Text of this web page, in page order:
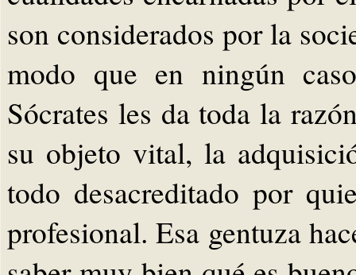
son considerados por la
modo que en ningún
Sócrates les da toda la
su objeto vital, la
todo desacreditado por
profesional. Esa gentuza